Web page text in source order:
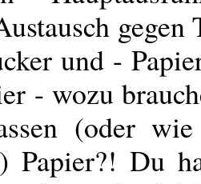
gegen
und -
- wozu
(oder
Papier?! Du